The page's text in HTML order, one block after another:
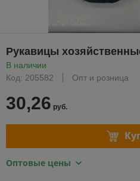
Рукавицы
В наличии
Код: 205582
Опт и розница
30,26 руб.
Оптовые цены